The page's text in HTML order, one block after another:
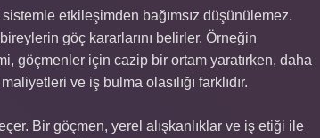
etkileşimden bağımsız düşünülemez.
göç kararlarını belirler. Örneğin
göçmenler için cazip bir ortam yaratırken, daha
ve iş bulma olasılığı farklıdır.
Bir göçmen, yerel alışkanlıklar ve iş etiği ile